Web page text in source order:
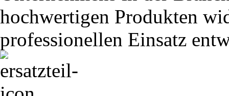
hochwertigen Produkten
professionellen Einsatz